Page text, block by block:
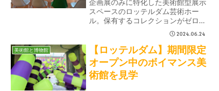
スペースのロッテルダム芸術ホー
ル。保有するコレクションがゼロの
美術館です。常に美術品を借りてき
て期間限定で展示しているので、い
つ訪れても新しいアートワークに出
会うことができます。
2024.06.24
美術館と博物館
【ロッテルダム】期間限定
オープン中のボイマンス美
術館を見学